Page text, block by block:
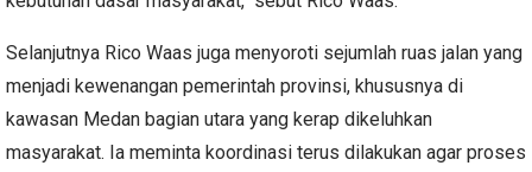
Selanjutnya Rico Waas juga menyoroti sejumlah ruas jalan yang
menjadi kewenangan pemerintah provinsi, khususnya di
kawasan Medan bagian utara yang kerap dikeluhkan
masyarakat. Ia meminta koordinasi terus dilakukan agar proses